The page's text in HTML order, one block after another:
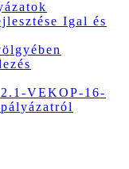
Igal és
VEKOP-16-